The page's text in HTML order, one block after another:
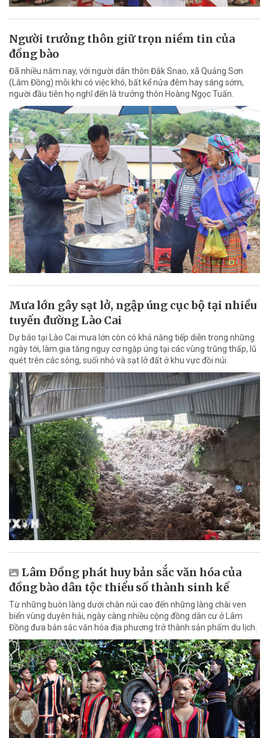
Người trưởng thôn giữ trọn niềm tin của
đồng bào
Đã nhiều năm nay, với người dân thôn Đắk Snao, xã Quảng Sơn
(Lâm Đồng) mỗi khi có việc khó, bất kể nửa đêm hay sáng sớm,
người đầu tiên họ nghĩ đến là trưởng thôn Hoàng Ngọc Tuấn.
Mưa lớn gây sạt lở, ngập úng cục bộ tại nhiều
tuyến đường Lào Cai
Dự báo tại Lào Cai mưa lớn còn có khả năng tiếp diễn trong những
ngày tới, làm gia tăng nguy cơ ngập úng tại các vùng trũng thấp, lũ
quét trên các sông, suối nhỏ và sạt lở đất ở khu vực đồi núi.
Lâm Đồng phát huy bản sắc văn hóa của
đồng bào dân tộc thiểu số thành sinh kế
Từ những buôn làng dưới chân núi cao đến những làng chài ven
biển vùng duyên hải, ngày càng nhiều cộng đồng dân cư ở Lâm
Đồng đưa bản sắc văn hóa địa phương trở thành sản phẩm du lịch.